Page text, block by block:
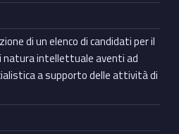
di un elenco di candidati per il
natura intellettuale aventi ad
a supporto delle attività di